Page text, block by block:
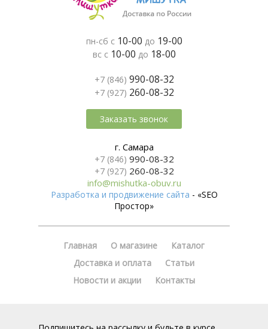
пн-сб с 10-00 до 19-00
вс с 10-00 до 18-00
+7 (846) 990-08-32
+7 (927) 260-08-32
Заказать звонок
г. Самара
+7 (846) 990-08-32
+7 (927) 260-08-32
info@mishutka-obuv.ru
Разработка и продвижение сайта - «SEO
Простор»
Главная О магазине
Каталог
Доставка и оплата
Статьи
Новости и акции
Контакты